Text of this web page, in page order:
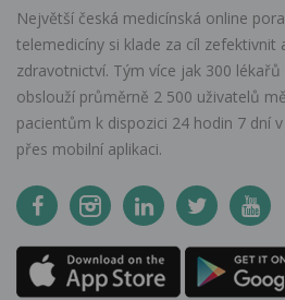
Největší česká medicínská online
telemedicíny si klade za cíl zefektivnit
zdravotnictví. Tým více jak 300
obslouží průměrně 2 500 uživatelů
pacientům k dispozici 24 hodin 7 dní
přes mobilní aplikaci.